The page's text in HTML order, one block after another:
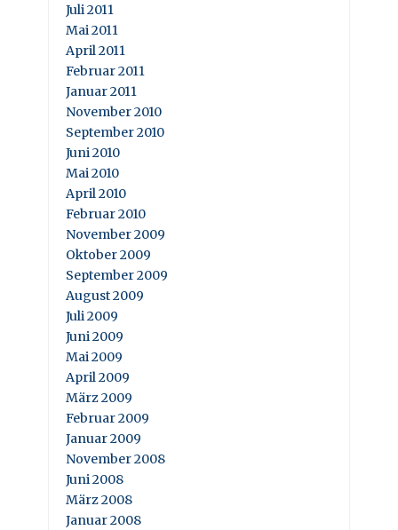
Juli 2011
Mai 2011
April 2011
Februar 2011
Januar 2011
November 2010
September 2010
Juni 2010
Mai 2010
April 2010
Februar 2010
November 2009
Oktober 2009
September 2009
August 2009
Juli 2009
Juni 2009
Mai 2009
April 2009
März 2009
Februar 2009
Januar 2009
November 2008
Juni 2008
März 2008
Januar 2008